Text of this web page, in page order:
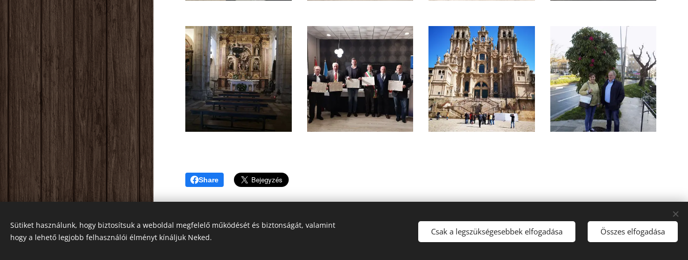
Share
Sütiket használunk, hogy biztosítsuk a weboldal megfelelő működését és biztonságát, valamint
hogy a lehető legjobb felhasználói élményt kínáljuk Neked.
Csak a legszükségesebbek elfogadása Összes elfogadása